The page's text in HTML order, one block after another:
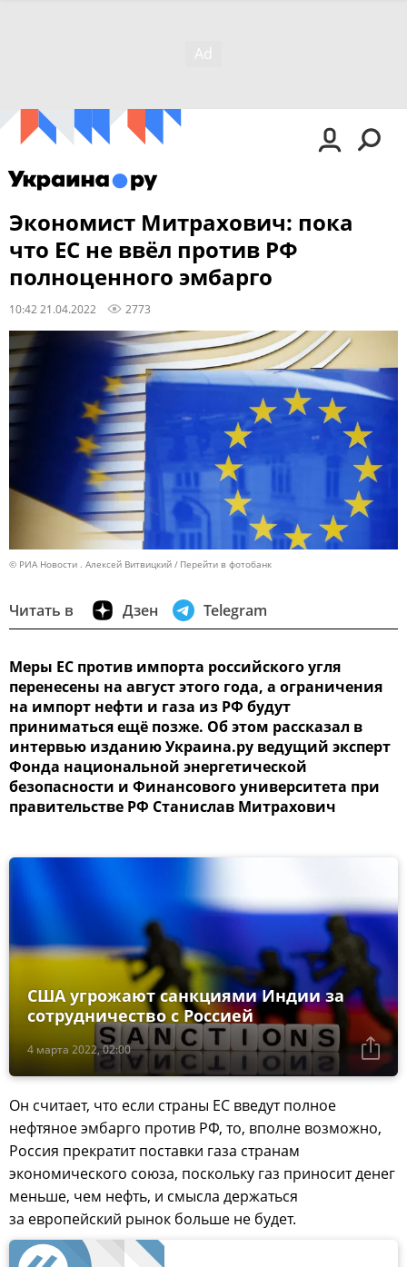
Экономист Митрахович: пока
что ЕС не ввёл против РФ
полноценного эмбарго
10:42 21.04.2022 2773
© РИА Новости . Алексей Витвицкий Перейти в фотобанк
Читать в Дзен Telegram
Меры ЕС против импорта российского угля
перенесены на август этого года, а ограничения
на импорт нефти и газа из РФ будут
приниматься ещё позже. Об этом рассказал в
интервью изданию Украина.ру ведущий эксперт
Фонда национальной энергетической
безопасности и Финансового университета при
правительстве РФ Станислав Митрахович
4 марта 2022, 02:00
США угрожают санкциями Индии за
сотрудничество с Россией
Он считает, что если страны ЕС введут полное
нефтяное эмбарго против РФ, то, вполне возможно,
Россия прекратит поставки газа странам
экономического союза, поскольку газ приносит денег
меньше, чем нефть, и смысла держаться
за европейский рынок больше не будет.